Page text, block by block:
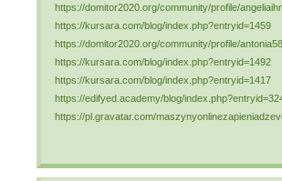
https://domitor2020.org/community/profile/
https://kursara.com/blog/index.php?entryid=1459
https://domitor2020.org/community/profile/
https://kursara.com/blog/index.php?entryid=1492
https://kursara.com/blog/index.php?entryid=1417
https://edifyed.academy/blog/
https://pl.gravatar.com/